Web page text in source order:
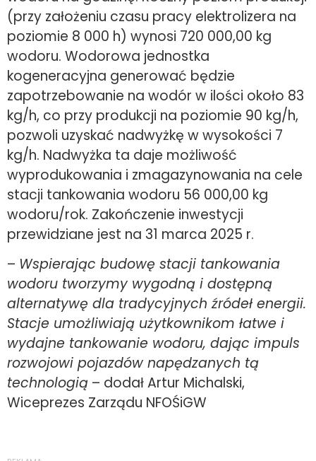
(przy założeniu czasu pracy elektrolizera na
poziomie 8 000 h) wynosi 720 000,00 kg
wodoru. Wodorowa jednostka
kogeneracyjna generować będzie
zapotrzebowanie na wodór w ilości około 83
kg/h, co przy produkcji na poziomie 90 kg/h,
pozwoli uzyskać nadwyżkę w wysokości 7
kg/h. Nadwyżka ta daje możliwość
wyprodukowania i zmagazynowania na cele
stacji tankowania wodoru 56 000,00 kg
wodoru/rok. Zakończenie inwestycji
przewidziane jest na 31 marca 2025 r.
– Wspierając budowę stacji tankowania
wodoru tworzymy wygodną i dostępną
alternatywę dla tradycyjnych źródeł energii.
Stacje umożliwiają użytkownikom łatwe i
wydajne tankowanie wodoru, dając impuls
rozwojowi pojazdów napędzanych tą
technologią – dodał Artur Michalski,
Wiceprezes Zarządu NFOŚiGW